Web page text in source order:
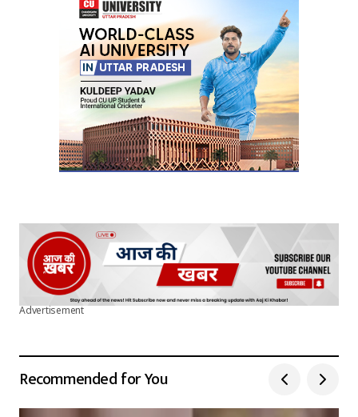
Your E-mail*
Submit Comment
Advertisement
Recommended for You